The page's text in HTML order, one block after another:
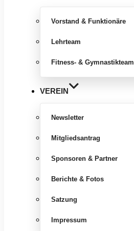
Vorstand & Funktionäre
Lehrteam
Fitness- & Gymnastikteam
VEREIN
Newsletter
Mitgliedsantrag
Sponsoren & Partner
Berichte & Fotos
Satzung
Impressum